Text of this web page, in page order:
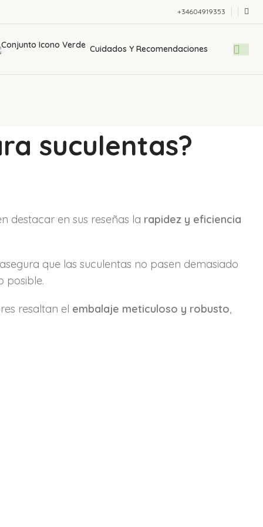
+34604919353
Cuidados Y Recomendaciones
suculentas?
destacar en sus reseñas la rapidez y eficiencia
que las suculentas no pasen demasiado
posible.
resaltan el embalaje meticuloso y robusto,